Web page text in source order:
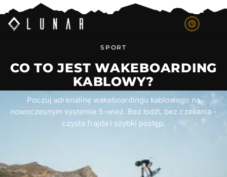
SPORT
CO TO JEST WAKEBOARDING
KABLOWY?
Poczuj adrenalinę wakeboardingu kablowego na
nowoczesnym systemie 5-wież. Bez łodzi, bez czekania -
czysta frajda i szybki postęp.